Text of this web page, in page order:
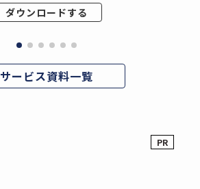
ダウンロードする
サービス資料一覧